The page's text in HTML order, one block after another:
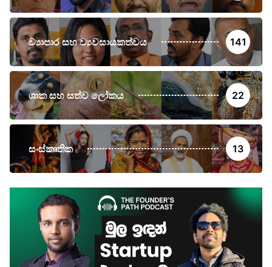
ව්‍යාපාර සහ ව්‍යවසායකත්වය 141
ශාක සහ සත්ව ලෝකය 22
සංස්කෘතික 13